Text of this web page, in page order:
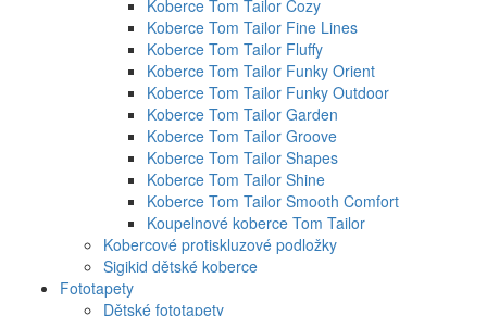
Koberce Tom Tailor Cozy
Koberce Tom Tailor Fine Lines
Koberce Tom Tailor Fluffy
Koberce Tom Tailor Funky Orient
Koberce Tom Tailor Funky Outdoor
Koberce Tom Tailor Garden
Koberce Tom Tailor Groove
Koberce Tom Tailor Shapes
Koberce Tom Tailor Shine
Koberce Tom Tailor Smooth Comfort
Koupelnové koberce Tom Tailor
Kobercové protiskluzové podložky
Sigikid dětské koberce
Fototapety
Dětské fototapety